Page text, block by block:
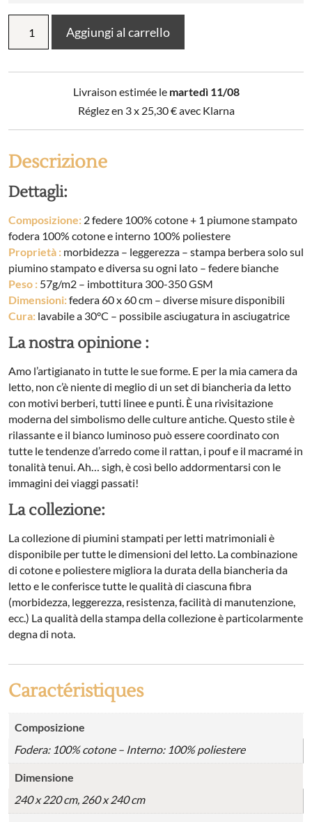
stampato
+
Aggiungi al carrello
Livraison estimée le martedì 11/08
Réglez en 3 x 25,30€avec Klarna
Descrizione
Dettagli:
Composizione: 2 federe 100% cotone + 1 piumone stampato
fodera 100% cotone e interno 100% poliestere
Proprietà : morbidezza – leggerezza – stampa berbera solo sul
piumino stampato e diversa su ogni lato – federe bianche
Peso : 57g/m2 – imbottitura 300-350 GSM
Dimensioni:federa 60 x 60 cm – diverse misure disponibili
Cura: lavabile a 30°C – possibile asciugatura in asciugatrice
La nostra opinione :
Amo l’artigianato in tutte le sue forme. E per la mia camera da
letto, non c’è niente di meglio di un set di biancheria da letto
con motivi berberi, tutti linee e punti. È una rivisitazione
moderna del simbolismo delle culture antiche. Questo stile è
rilassante e il bianco luminoso può essere coordinato con
tutte le tendenze d’arredo come il rattan, i pouf e il macramé in
tonalità tenui. Ah… sigh, è così bello addormentarsi con le
immagini dei viaggi passati!
La collezione:
La collezione di piumini stampati per letti matrimoniali è
disponibile per tutte le dimensioni del letto. La combinazione
di cotone e poliestere migliora la durata della biancheria da
letto e le conferisce tutte le qualità di ciascuna fibra
(morbidezza, leggerezza, resistenza, facilità di manutenzione,
ecc.) La qualità della stampa della collezione è particolarmente
degna di nota.
Caractéristiques
Composizione
Fodera: 100% cotone – Interno: 100% poliestere
Dimensione
240 x 220 cm, 260 x 240 cm